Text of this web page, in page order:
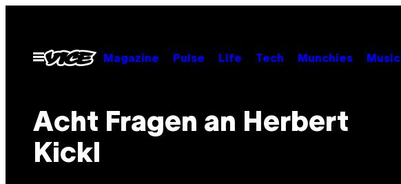
contentOpen
Menu
Magazine Pulse Life Tech Munchies Music
Acht Fragen an Herbert
Kickl